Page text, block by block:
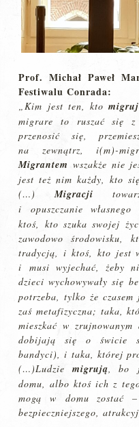
Prof. Michał Paweł
Festiwalu Conrada:
„Kim jest ten, kto
migrare to ruszać się z
przenosić się,
na zewnątrz, i(m)-
Migrantem wszakże nie
jest też nim każdy, kto
(…)Migracji
i opuszczanie
ktoś, kto szuka swojej
zawodowo środowisku,
tradycją, i ktoś, kto jest
i musi wyjechać, żeby
dzieci wychowywały się
potrzeba, tylko że
zaś metafizyczna; taka,
mieszkać w
dobijają się o świcie
bandyci), i taka, której
(…)Ludzie migrują , bo
domu, albo ktoś ich z
mogą w domu zostać
bezpieczniejszego,